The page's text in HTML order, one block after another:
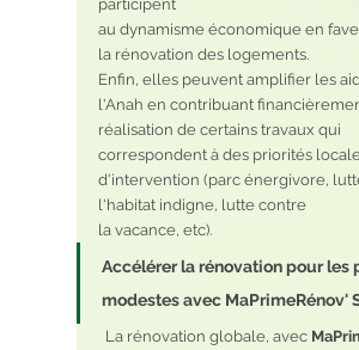
participent
au dynamisme économique en
la rénovation des logements.
Enfin, elles peuvent amplifier les
l'Anah en contribuant
réalisation de certains travaux qui
correspondent à des priorités
d'intervention (parc énergivore,
l'habitat indigne, lutte contre
la vacance, etc).
Accélérer la rénovation pour les
modestes avec MaPrimeRénov'
  La rénovation globale, avec